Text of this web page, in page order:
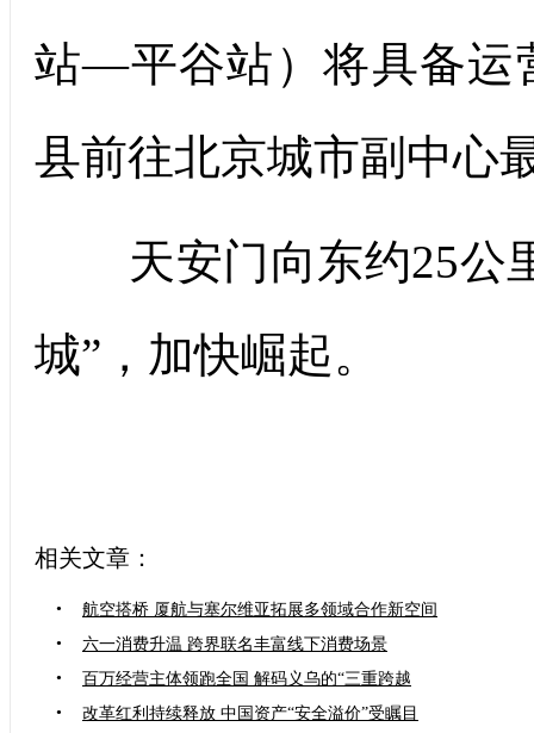
站—平谷站）将具备运
县前往北京城市副中
天安门向东约25公
城”，加快崛起。
相关文章：
•
航空搭桥 厦航与塞尔维亚拓展多领域合作新空间
•
六一消费升温 跨界联名丰富线下消费场景
•
百万经营主体领跑全国 解码义乌的“三重跨越
•
改革红利持续释放 中国资产“安全溢价”受瞩目